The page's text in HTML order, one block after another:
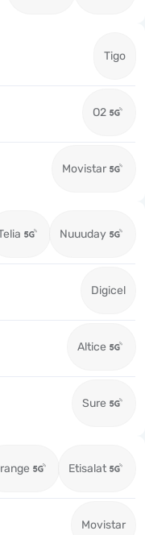
Tigo
O2
Movistar
Nuuuday
Digicel
Altice
Sure
Etisalat
Movistar